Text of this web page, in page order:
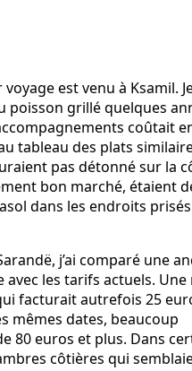
est venu à Ksamil.
poisson grillé quelques
coûtait
tableau des plats
pas détonné sur la
bon marché, étaient
dans les endroits
j’ai comparé une
les tarifs actuels. Une
facturait autrefois 25
mêmes dates, beaucoup
80 euros et plus. Dans
côtières qui